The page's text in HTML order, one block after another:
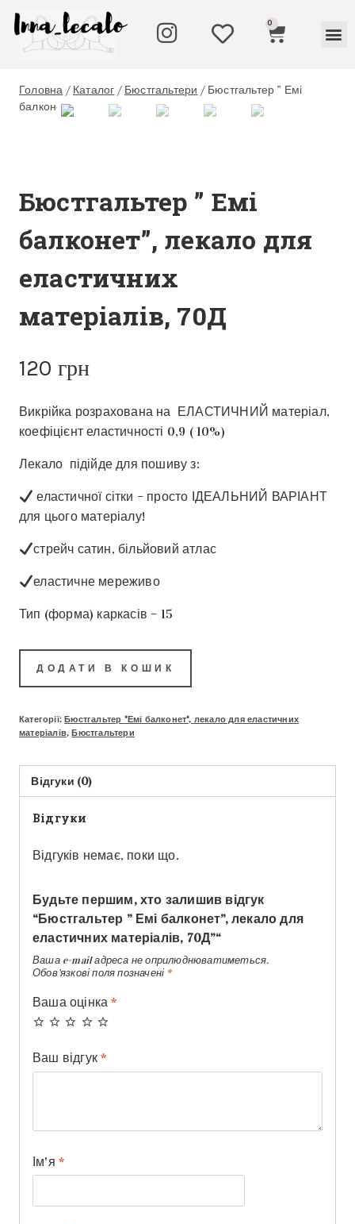
0
Головна / Каталог / Бюстгальтери / Бюстгальтер ” Емі
балконет”, лекало для еластичних матеріалів, 70Д
Бюстгальтер ” Емі
балконет”, лекало для
еластичних
матеріалів, 70Д
120 грн
Викрійка розрахована на ЕЛАСТИЧНИЙ матеріал,
коефіцієнт еластичності 0,9 ( 10%)
Лекало підійде для пошиву з:
еластичної сітки – просто ІДЕАЛЬНИЙ ВАРІАНТ
для цього матеріалу!
стрейч сатин, більйовий атлас
еластичне мереживо
Тип (форма) каркасів – 15
ДОДАТИ В КОШИК
Категорії:Бюстгальтер "Емі балконет", лекало для еластичних
матеріалів,Бюстгальтери
Відгуки (0)
Відгуки
Відгуків немає, поки що.
Будьте першим, хто залишив відгук
“Бюстгальтер ” Емі балконет”, лекало для
еластичних матеріалів, 70Д”“
Ваша e-mail адреса не оприлюднюватиметься.
Обов’язкові поля позначені *
Ваша оцінка*
Ваш відгук*
Ім'я *